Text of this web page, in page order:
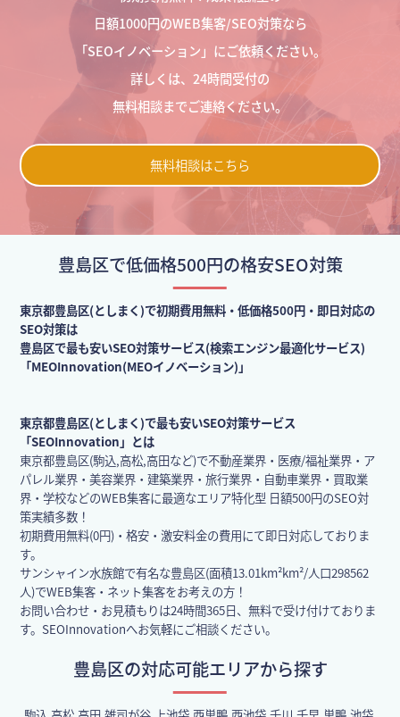
日額1000円のWEB集客/SEO対策なら
「SEOイノベーション」にご依頼ください。
詳しくは、24時間受付の
無料相談までご連絡ください。
無料相談はこちら
豊島区で低価格500円の格安SEO対策
東京都豊島区(としまく)で初期費用無料・低価格500円・即日対応の
SEO対策は
豊島区で最も安いSEO対策サービス(検索エンジン最適化サービス)
「MEOInnovation(MEOイノベーション)」
東京都豊島区(としまく)で最も安いSEO対策サービス
「SEOInnovation」とは
東京都豊島区(駒込,高松,高田など)で不動産業界・医療/福祉業界・ア
パレル業界・美容業界・建築業界・旅行業界・自動車業界・買取業
界・学校などのWEB集客に最適なエリア特化型 日額500円のSEO対
策実績多数！
初期費用無料(0円)・格安・激安料金の費用にて即日対応しておりま
す。
サンシャイン水族館で有名な豊島区(面積13.01km²km²/人口298562
人)でWEB集客・ネット集客をお考えの方！
お問い合わせ・お見積もりは24時間365日、無料で受け付けておりま
す。SEOInnovationへお気軽にご相談ください。
豊島区の対応可能エリアから探す